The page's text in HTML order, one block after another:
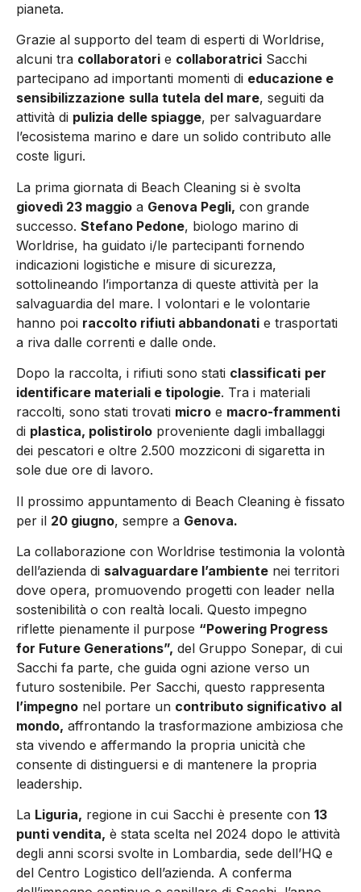
pianeta.
Grazie al supporto del team di esperti di Worldrise,
alcuni tra collaboratori e collaboratrici Sacchi
partecipano ad importanti momenti di educazione e
sensibilizzazione sulla tutela del mare, seguiti da
attività di pulizia delle spiagge, per salvaguardare
l’ecosistema marino e dare un solido contributo alle
coste liguri.
La prima giornata di Beach Cleaning si è svolta
giovedì 23 maggio a Genova Pegli, con grande
successo. Stefano Pedone, biologo marino di
Worldrise, ha guidato i/le partecipanti fornendo
indicazioni logistiche e misure di sicurezza,
sottolineando l’importanza di queste attività per la
salvaguardia del mare. I volontari e le volontarie
hanno poi raccolto rifiuti abbandonati e trasportati
a riva dalle correnti e dalle onde.
Dopo la raccolta, i rifiuti sono stati classificati per
identificare materiali e tipologie. Tra i materiali
raccolti, sono stati trovati micro e macro-frammenti
di plastica, polistirolo proveniente dagli imballaggi
dei pescatori e oltre 2.500 mozziconi di sigaretta in
sole due ore di lavoro.
Il prossimo appuntamento di Beach Cleaning è fissato
per il 20 giugno, sempre a Genova.
La collaborazione con Worldrise testimonia la volontà
dell’azienda di salvaguardare l’ambiente nei territori
dove opera, promuovendo progetti con leader nella
sostenibilità o con realtà locali. Questo impegno
riflette pienamente il purpose “Powering Progress
for Future Generations”, del Gruppo Sonepar, di cui
Sacchi fa parte, che guida ogni azione verso un
futuro sostenibile. Per Sacchi, questo rappresenta
l’impegno nel portare un contributo significativo al
mondo, affrontando la trasformazione ambiziosa che
sta vivendo e affermando la propria unicità che
consente di distinguersi e di mantenere la propria
leadership.
La Liguria, regione in cui Sacchi è presente con 13
punti vendita, è stata scelta nel 2024 dopo le attività
degli anni scorsi svolte in Lombardia, sede dell’HQ e
del Centro Logistico dell’azienda. A conferma